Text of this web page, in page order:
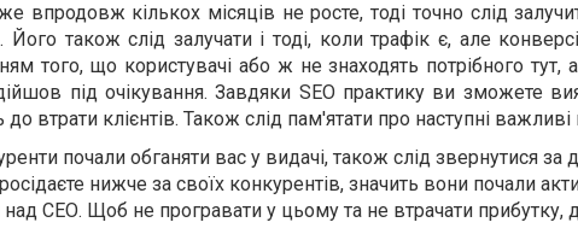
впродовж кількох місяців не росте, тоді точно слід
Його також слід залучати і тоді, коли трафік є, але
того, що користувачі або ж не знаходять потрібного тут,
під очікування. Завдяки SEO практику ви зможете
втрати клієнтів. Також слід пам'ятати про наступні
почали обганяти вас у видачі, також слід звернутися
нижче за своїх конкурентів, значить вони почали
СЕО. Щоб не програвати у цьому та не втрачати прибутку,